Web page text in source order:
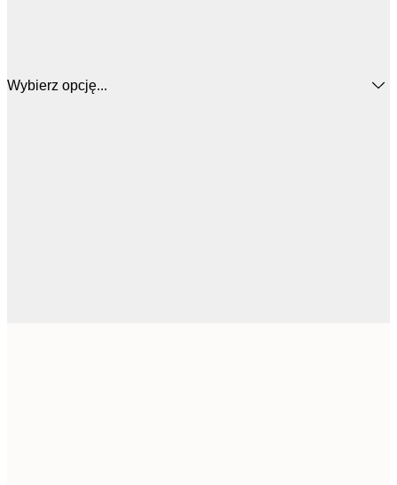
Wybierz opcję...